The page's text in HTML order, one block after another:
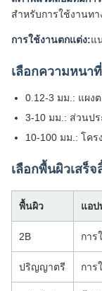
สำหรับการใช้งานท
การใช้งานตกแต่ง:แ
เลือกความหนา
0.12-3 มม.: แผง
3-10 มม.: ส่วนป
10-100 มม.: โค
เลือกพื้นผิวเสร็จ
พื้นผิว แอป
2B การ
ปริญญาตรี การ